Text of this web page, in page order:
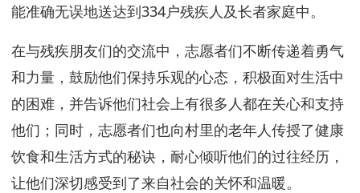
能准确无误地送达到334户残疾人及长者家庭中。
在与残疾朋友们的交流中，志愿者们不断传递着勇气
和力量，鼓励他们保持乐观的心态，积极面对生活中
的困难，并告诉他们社会上有很多人都在关心和支持
他们；同时，志愿者们也向村里的老年人传授了健康
饮食和生活方式的秘诀，耐心倾听他们的过往经历，
让他们深切感受到了来自社会的关怀和温暖。